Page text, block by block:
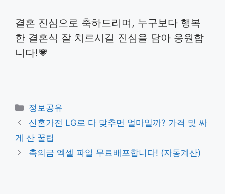
결혼 진심으로 축하드리며, 누구보다 행복
한 결혼식 잘 치르시길 진심을 담아 응원합
니다!💗
카
테
리
정보공유
신혼가전 LG로 다 맞추면 얼마일까? 가격 및 싸
게 산 꿀팁
축의금 엑셀 파일 무료배포합니다! (자동계산)